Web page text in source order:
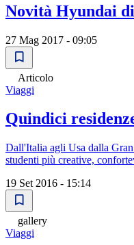
Novità Hyundai
27 Mag 2017 - 09:05
Articolo
Viaggi
Quindici
Dall'Italia agli Usa dalla
studenti più creative,
19 Set 2016 - 15:14
gallery
Viaggi